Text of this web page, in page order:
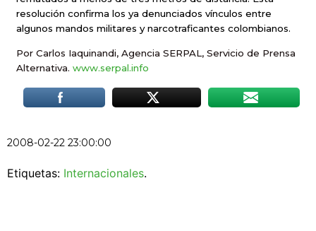
resolución confirma los ya denunciados vínculos entre
algunos mandos militares y narcotraficantes colombianos.
Por Carlos Iaquinandi, Agencia SERPAL, Servicio de Prensa
Alternativa. www.serpal.info
2008-02-22 23:00:00
Etiquetas: Internacionales.